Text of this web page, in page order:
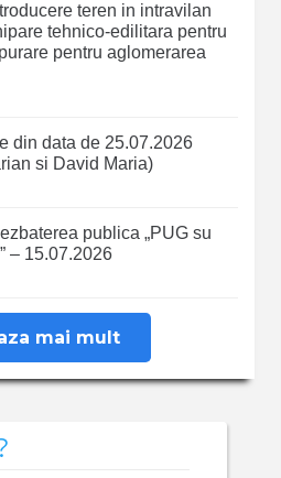
teren in intravilan
tehnico-edilitara pentru
pentru aglomerarea
din data de 25.07.2026
si David Maria)
publica „PUG su
– 15.07.2026
mai mult